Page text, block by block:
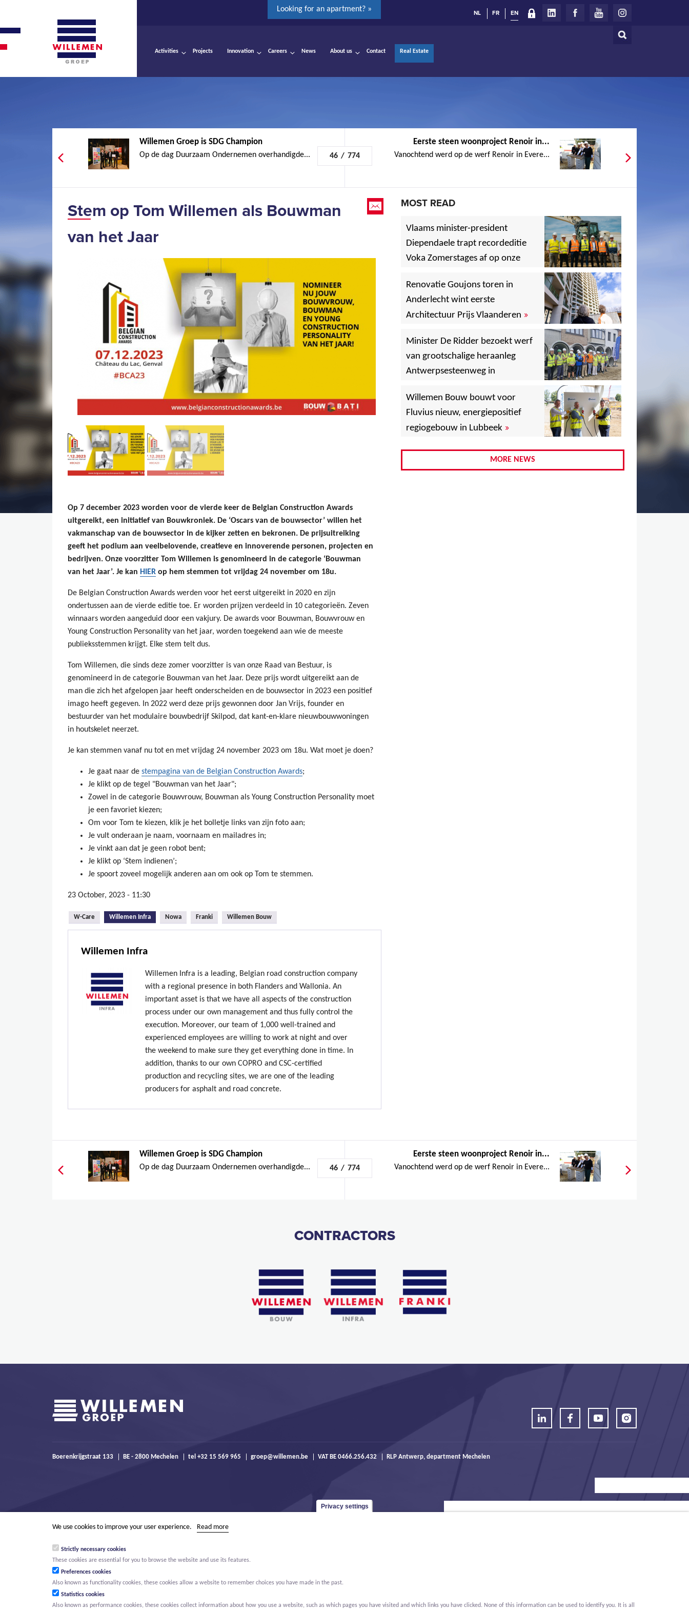
Looking for an apartment? »
Search
NL FR EN
Activities Projects Innovation Careers News About us Contact Real Estate
Willemen Groep is SDG Champion
Op de dag Duurzaam Ondernemen overhandigde... 46 / 774
Eerste steen woonproject Renoir in...
Vanochtend werd op de werf Renoir in Evere...
Stem op Tom Willemen als Bouwman
van het Jaar
Op 7 december 2023 worden voor de vierde keer de Belgian Construction Awards
uitgereikt, een initiatief van Bouwkroniek. De ‘Oscars van de bouwsector’ willen het
vakmanschap van de bouwsector in de kijker zetten en bekronen. De prijsuitreiking
geeft het podium aan veelbelovende, creatieve en innoverende personen, projecten en
bedrijven. Onze voorzitter Tom Willemen is genomineerd in de categorie ‘Bouwman
van het Jaar’. Je kan HIER op hem stemmen tot vrijdag 24 november om 18u.
De Belgian Construction Awards werden voor het eerst uitgereikt in 2020 en zijn
ondertussen aan de vierde editie toe. Er worden prijzen verdeeld in 10 categorieën. Zeven
winnaars worden aangeduid door een vakjury. De awards voor Bouwman, Bouwvrouw en
Young Construction Personality van het jaar, worden toegekend aan wie de meeste
publieksstemmen krijgt. Elke stem telt dus.
Tom Willemen, die sinds deze zomer voorzitter is van onze Raad van Bestuur, is
genomineerd in de categorie Bouwman van het Jaar. Deze prijs wordt uitgereikt aan de
man die zich het afgelopen jaar heeft onderscheiden en de bouwsector in 2023 een positief
imago heeft gegeven. In 2022 werd deze prijs gewonnen door Jan Vrijs, founder en
bestuurder van het modulaire bouwbedrijf Skilpod, dat kant-en-klare nieuwbouwwoningen
in houtskelet neerzet.
Je kan stemmen vanaf nu tot en met vrijdag 24 november 2023 om 18u. Wat moet je doen?
Je gaat naar de stempagina van de Belgian Construction Awards;
Je klikt op de tegel "Bouwman van het Jaar";
Zowel in de categorie Bouwvrouw, Bouwman als Young Construction Personality moet
je een favoriet kiezen;
Om voor Tom te kiezen, klik je het bolletje links van zijn foto aan;
Je vult onderaan je naam, voornaam en mailadres in;
Je vinkt aan dat je geen robot bent;
Je klikt op ‘Stem indienen’;
Je spoort zoveel mogelijk anderen aan om ook op Tom te stemmen.
23 October, 2023 - 11:30
W-Care Willemen Infra (active tab)
Nowa Franki Willemen Bouw
Willemen Infra
Willemen Infra is a leading, Belgian road construction company
with a regional presence in both Flanders and Wallonia. An
important asset is that we have all aspects of the construction
process under our own management and thus fully control the
execution. Moreover, our team of 1,000 well-trained and
experienced employees are willing to work at night and over
the weekend to make sure they get everything done in time. In
addition, thanks to our own COPRO and CSC-certified
production and recycling sites, we are one of the leading
producers for asphalt and road concrete.
MOST READ
Vlaams minister-president
Diependaele trapt recordeditie
Voka Zomerstages af op onze
,
,
Renovatie Goujons toren in
Anderlecht wint eerste
Architectuur Prijs Vlaanderen »
, ,
,
Minister De Ridder bezoekt werf
van grootschalige heraanleg
Antwerpsesteenweg in
,
Willemen Bouw bouwt voor
Fluvius nieuw, energiepositief
regiogebouw in Lubbeek »
MORE NEWS
Willemen Groep is SDG Champion
Op de dag Duurzaam Ondernemen overhandigde... 46 / 774
Eerste steen woonproject Renoir in...
Vanochtend werd op de werf Renoir in Evere...
CONTRACTORS
Boerenkrijgstraat 133 BE - 2800 Mechelen tel +32 15 569 965 groep@willemen.be VAT BE 0466.256.432 RLP Antwerp, department Mechelen
Privacy settings
We use cookies to improve your user experience. Read more
Strictly necessary cookies
These cookies are essential for you to browse the website and use its features.
Preferences cookies
Also known as functionality cookies, these cookies allow a website to remember choices you have made in the past.
Statistics cookies
Also known as performance cookies, these cookies collect information about how you use a website, such as which pages you have visited and which links you have clicked. None of this information can be used to identify you. It is all